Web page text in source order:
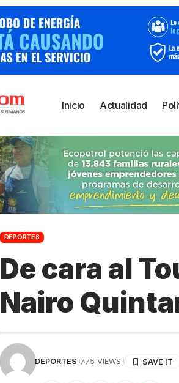
Inicio Actualidad
DEPORTES
De cara al
Nairo
DEPORTES 775 VIEWS